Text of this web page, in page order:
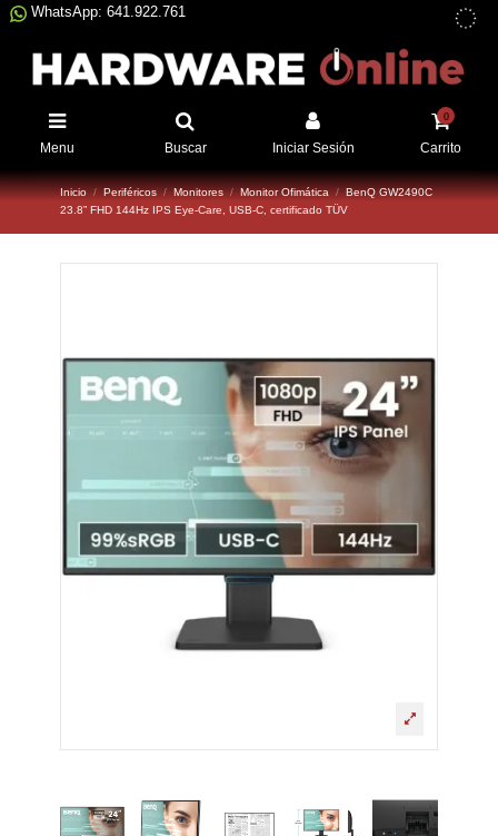
WhatsApp: 641.922.761
Menu Buscar Iniciar Sesión
0
Carrito
Inicio Periféricos Monitores Monitor Ofimática
BenQ GW2490C
23.8” FHD 144Hz IPS Eye-Care, USB-C, certificado TÜV